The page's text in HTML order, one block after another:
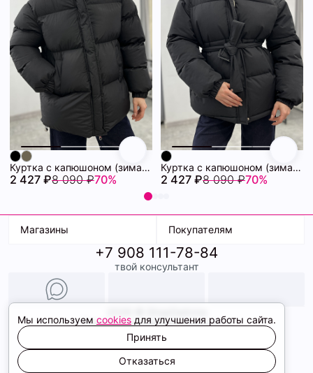
Куртка с капюшоном (зима) 72460880\15
2 427 ₽8 090 ₽70%
Куртка с капюшоном (зима) 72460878\15
2 427 ₽8 090 ₽70%
Магазины
ТК Терминал
ТРК Континент
Покупателям
Доставка
Условия оплаты
Образы
+7 908 111-78-84
твой консультант
Политика конфиденциальности
Соглашение cookie
Сайт создали
Мы используем cookies для улучшения работы сайта.
Принять
Отказаться